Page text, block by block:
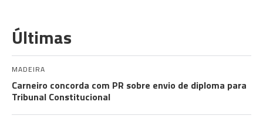
Últimas
MADEIRA
Carneiro concorda com PR sobre envio de diploma para
Tribunal Constitucional